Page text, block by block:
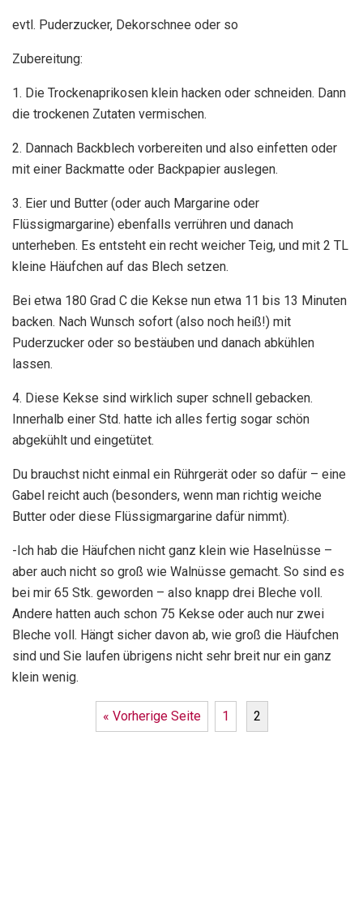
evtl. Puderzucker, Dekorschnee oder so
Zubereitung:
1. Die Trockenaprikosen klein hacken oder schneiden. Dann
die trockenen Zutaten vermischen.
2. Dannach Backblech vorbereiten und also einfetten oder
mit einer Backmatte oder Backpapier auslegen.
3. Eier und Butter (oder auch Margarine oder
Flüssigmargarine) ebenfalls verrühren und danach
unterheben. Es entsteht ein recht weicher Teig, und mit 2 TL
kleine Häufchen auf das Blech setzen.
Bei etwa 180 Grad C die Kekse nun etwa 11 bis 13 Minuten
backen. Nach Wunsch sofort (also noch heiß!) mit
Puderzucker oder so bestäuben und danach abkühlen
lassen.
4. Diese Kekse sind wirklich super schnell gebacken.
Innerhalb einer Std. hatte ich alles fertig sogar schön
abgekühlt und eingetütet.
Du brauchst nicht einmal ein Rührgerät oder so dafür – eine
Gabel reicht auch (besonders, wenn man richtig weiche
Butter oder diese Flüssigmargarine dafür nimmt).
-Ich hab die Häufchen nicht ganz klein wie Haselnüsse –
aber auch nicht so groß wie Walnüsse gemacht. So sind es
bei mir 65 Stk. geworden – also knapp drei Bleche voll.
Andere hatten auch schon 75 Kekse oder auch nur zwei
Bleche voll. Hängt sicher davon ab, wie groß die Häufchen
sind und Sie laufen übrigens nicht sehr breit nur ein ganz
klein wenig.
« Vorherige Seite 1 2